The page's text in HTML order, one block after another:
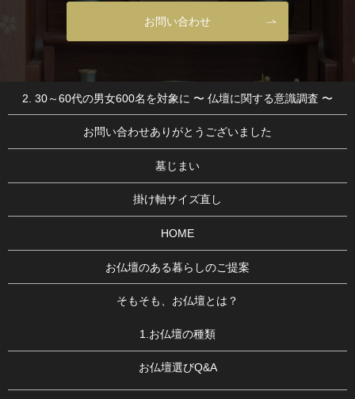
お問い合わせ
2. 30～60代の男女600名を対象に 〜 仏壇に関する意識調査 〜
お問い合わせありがとうございました
墓じまい
掛け軸サイズ直し
HOME
お仏壇のある暮らしのご提案
そもそも、お仏壇とは？
1.お仏壇の種類
お仏壇選びQ&A